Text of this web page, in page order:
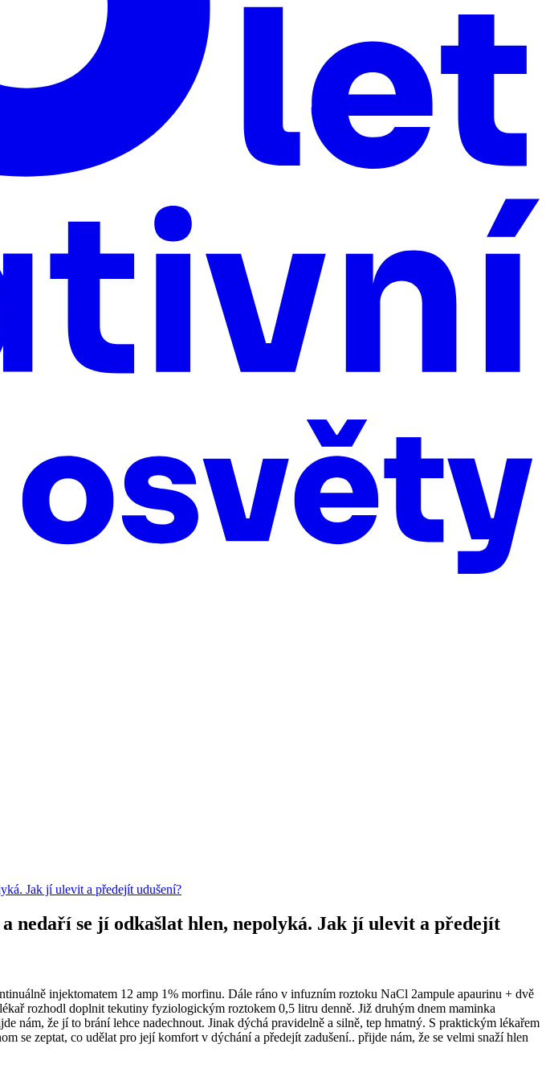
Jak jí ulevit a předejít udušení?
nedaří se jí odkašlat hlen, nepolyká. Jak jí ulevit a předejít
injektomatem 12 amp 1% morfinu. Dále ráno v infuzním roztoku NaCl 2ampule apaurinu + dvě
rozhodl doplnit tekutiny fyziologickým roztokem 0,5 litru denně. Již druhým dnem maminka
nám, že jí to brání lehce nadechnout. Jinak dýchá pravidelně a silně, tep hmatný. S praktickým lékařem
se zeptat, co udělat pro její komfort v dýchání a předejít zadušení.. přijde nám, že se velmi snaží hlen